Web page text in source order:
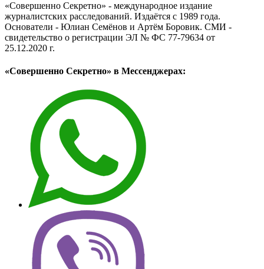
«Совершенно Секретно» - международное издание
журналистских расследований. Издаётся с 1989 года.
Основатели - Юлиан Семёнов и Артём Боровик. CМИ -
свидетельство о регистрации ЭЛ № ФС 77-79634 от
25.12.2020 г.
«Совершенно Секретно» в Мессенджерах: